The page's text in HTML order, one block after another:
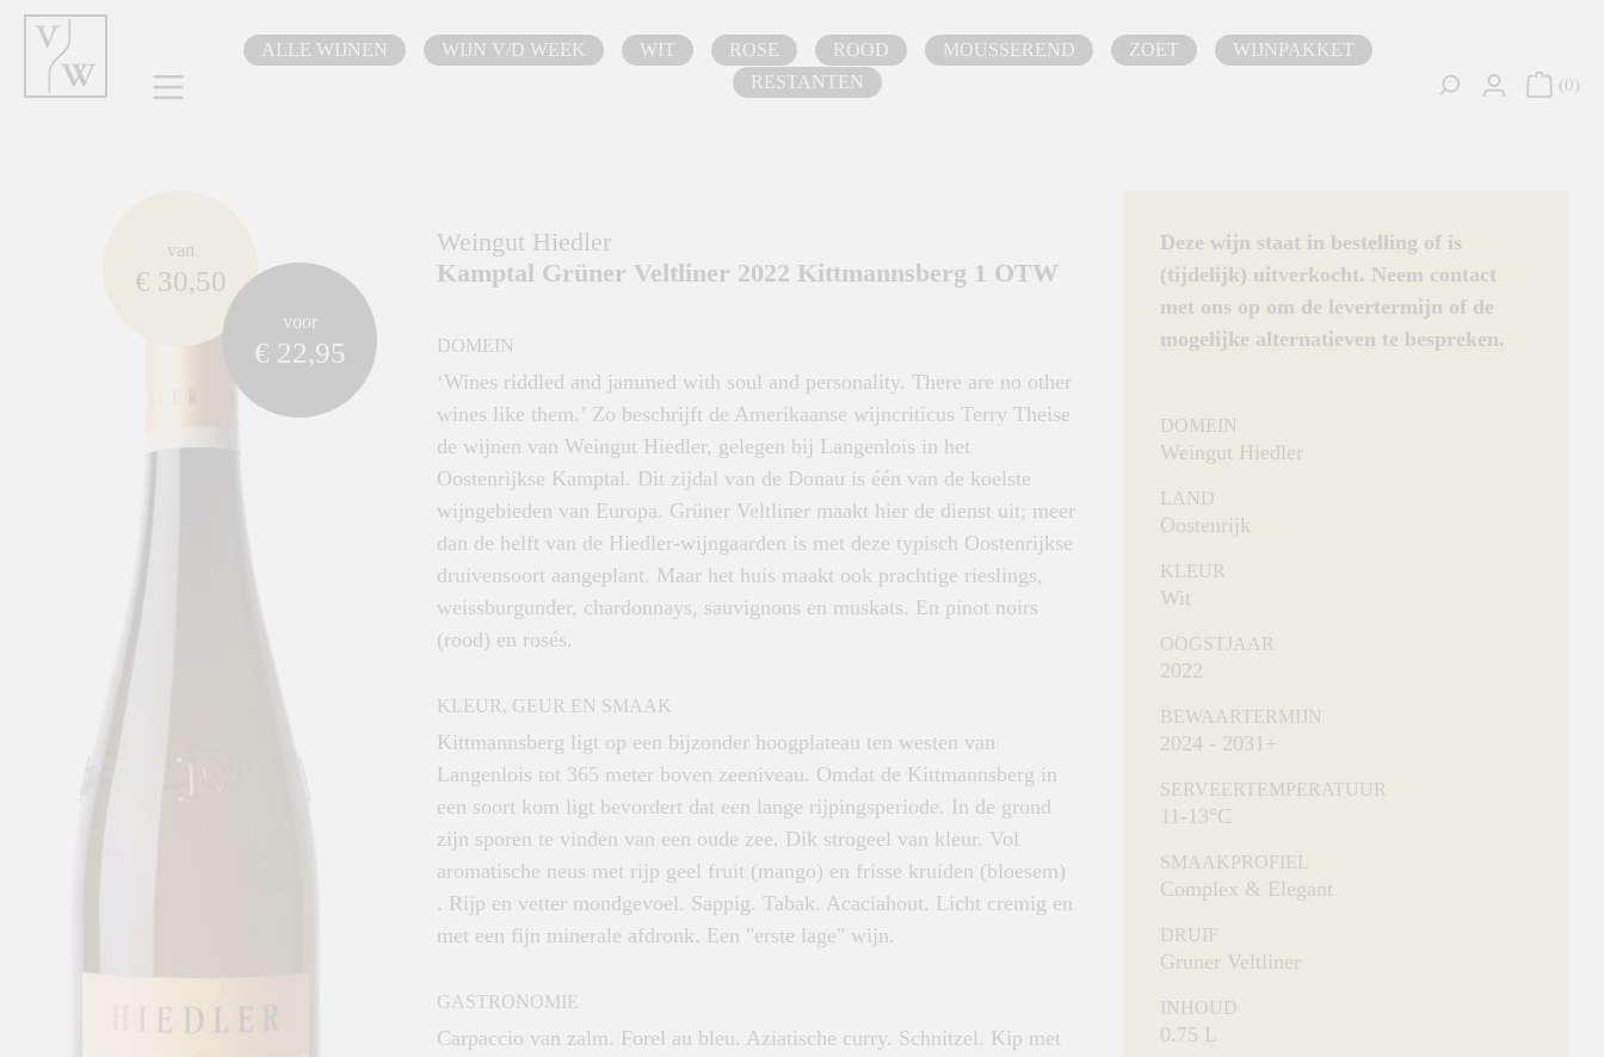
Ga naar de hoofdnavigatie
ALLE WIJNEN WIJN V/D WEEK WIT ROSE ROOD MOUSSEREND ZOET
WIJNPAKKET
RESTANTEN
0
van
€ 30,50
voor
€ 22,95
Weingut Hiedler
Kamptal Grüner Veltliner 2022 Kittmannsberg 1 OTW
DOMEIN
‘Wines riddled and jammed with soul and personality. There are no other
wines like them.’ Zo beschrijft de Amerikaanse wijncriticus Terry Theise
de wijnen van Weingut Hiedler, gelegen bij Langenlois in het
Oostenrijkse Kamptal. Dit zijdal van de Donau is één van de koelste
wijngebieden van Europa. Grüner Veltliner maakt hier de dienst uit; meer
dan de helft van de Hiedler-wijngaarden is met deze typisch Oostenrijkse
druivensoort aangeplant. Maar het huis maakt ook prachtige rieslings,
weissburgunder, chardonnays, sauvignons en muskats. En pinot noirs
(rood) en rosés.
KLEUR, GEUR EN SMAAK
Kittmannsberg ligt op een bijzonder hoogplateau ten westen van
Langenlois tot 365 meter boven zeeniveau. Omdat de Kittmannsberg in
een soort kom ligt bevordert dat een lange rijpingsperiode. In de grond
zijn sporen te vinden van een oude zee. Dik strogeel van kleur. Vol
aromatische neus met rijp geel fruit (mango) en frisse kruiden (bloesem)
. Rijp en vetter mondgevoel. Sappig. Tabak. Acaciahout. Licht cremig en
met een fijn minerale afdronk. Een "erste lage" wijn.
GASTRONOMIE
Carpaccio van zalm. Forel au bleu. Aziatische curry. Schnitzel. Kip met
Deze wijn staat in bestelling of is
(tijdelijk) uitverkocht. Neem contact
met ons op om de levertermijn of de
mogelijke alternatieven te bespreken.
DOMEIN
Weingut Hiedler
LAND
Oostenrijk
KLEUR
Wit
OOGSTJAAR
2022
BEWAARTERMIJN
2024 - 2031+
SERVEERTEMPERATUUR
11-13°C
SMAAKPROFIEL
Complex & Elegant
DRUIF
Gruner Veltliner
INHOUD
0.75 L